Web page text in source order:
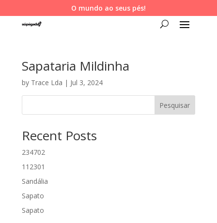
O mundo ao seus pés!
Sapataria Mildinha
by Trace Lda | Jul 3, 2024
Pesquisar
Recent Posts
234702
112301
Sandália
Sapato
Sapato